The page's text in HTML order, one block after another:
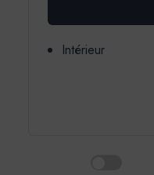
Intérieur